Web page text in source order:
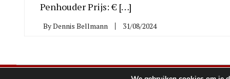
Penhouder Prijs: € […]
ByDennis Bellmann 31/08/2024